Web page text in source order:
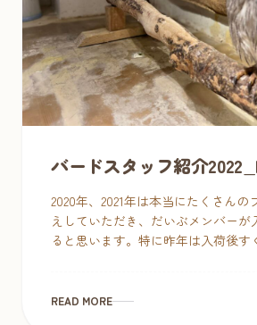
バードスタッフ紹介
2020年、2021年は本当にたくさんの
えしていただき、だいぶメンバーが
ると思います。特に昨年は入荷後す
READ MORE